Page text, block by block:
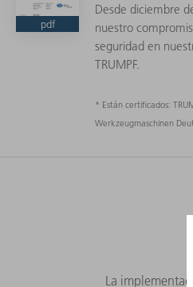
pdf
Desde diciembre
nuestro
seguridad en
TRUMPF.
* Están certificados:
Werkzeugmaschinen
La